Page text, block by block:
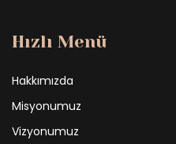
Hızlı Menü
Hakkımızda
Misyonumuz
Vizyonumuz